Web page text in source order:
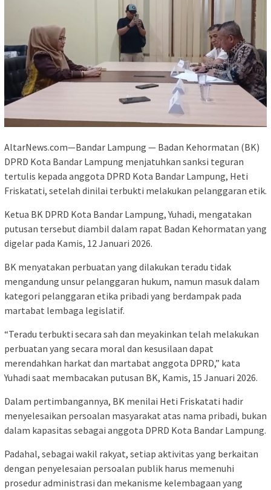
AltarNews.com—Bandar Lampung — Badan Kehormatan (BK)
DPRD Kota Bandar Lampung menjatuhkan sanksi teguran
tertulis kepada anggota DPRD Kota Bandar Lampung, Heti
Friskatati, setelah dinilai terbukti melakukan pelanggaran etik.
Ketua BK DPRD Kota Bandar Lampung, Yuhadi, mengatakan
putusan tersebut diambil dalam rapat Badan Kehormatan yang
digelar pada Kamis, 12 Januari 2026.
BK menyatakan perbuatan yang dilakukan teradu tidak
mengandung unsur pelanggaran hukum, namun masuk dalam
kategori pelanggaran etika pribadi yang berdampak pada
martabat lembaga legislatif.
“Teradu terbukti secara sah dan meyakinkan telah melakukan
perbuatan yang secara moral dan kesusilaan dapat
merendahkan harkat dan martabat anggota DPRD,” kata
Yuhadi saat membacakan putusan BK, Kamis, 15 Januari 2026.
Dalam pertimbangannya, BK menilai Heti Friskatati hadir
menyelesaikan persoalan masyarakat atas nama pribadi, bukan
dalam kapasitas sebagai anggota DPRD Kota Bandar Lampung.
Padahal, sebagai wakil rakyat, setiap aktivitas yang berkaitan
dengan penyelesaian persoalan publik harus memenuhi
prosedur administrasi dan mekanisme kelembagaan yang